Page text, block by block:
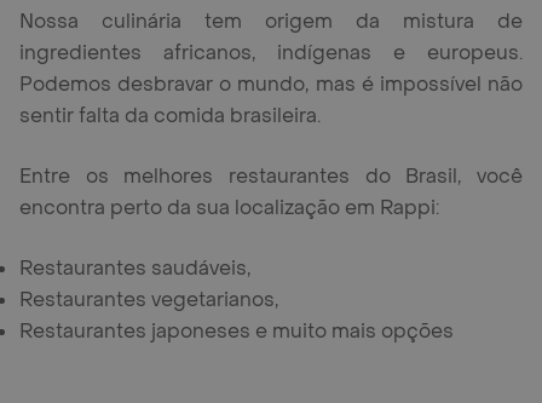
Nossa culinária tem origem da mistura de
ingredientes africanos, indígenas e europeus.
Podemos desbravar o mundo, mas é impossível não
sentir falta da comida brasileira.
Entre os melhores restaurantes do Brasil, você
encontra perto da sua localização em Rappi:
Restaurantes saudáveis,
Restaurantes vegetarianos,
Restaurantes japoneses e muito mais opções